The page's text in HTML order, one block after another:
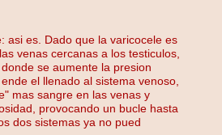
asi es. Dado que la varicocele es
venas cercanas a los testiculos,
se aumente la presion
el llenado al sistema venoso,
mas sangre en las venas y
provocando un bucle hasta
dos sistemas ya no pued